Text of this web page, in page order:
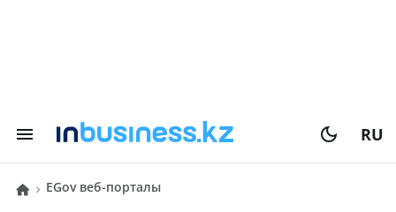
RU
eGov веб-порталы